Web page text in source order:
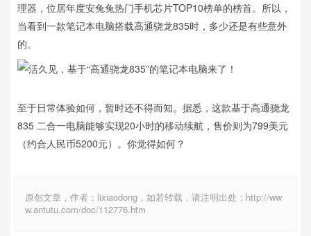
理器，位居年度安兔兔热门手机芯片TOP10榜单的榜首。所以，
当看到一款笔记本电脑搭载高通骁龙835时，多少还是有些意外
的。
至于日常体验如何，暂时还不得而知。据悉，这款基于高通骁龙
835 二合一电脑能够实现20小时的移动续航，售价则为799美元
（约合人民币5200元）。你觉得如何？
原创文章，作者：lixiaodong，如若转载，请注明出处：http://ww
w.antutu.com/doc/112776.htm